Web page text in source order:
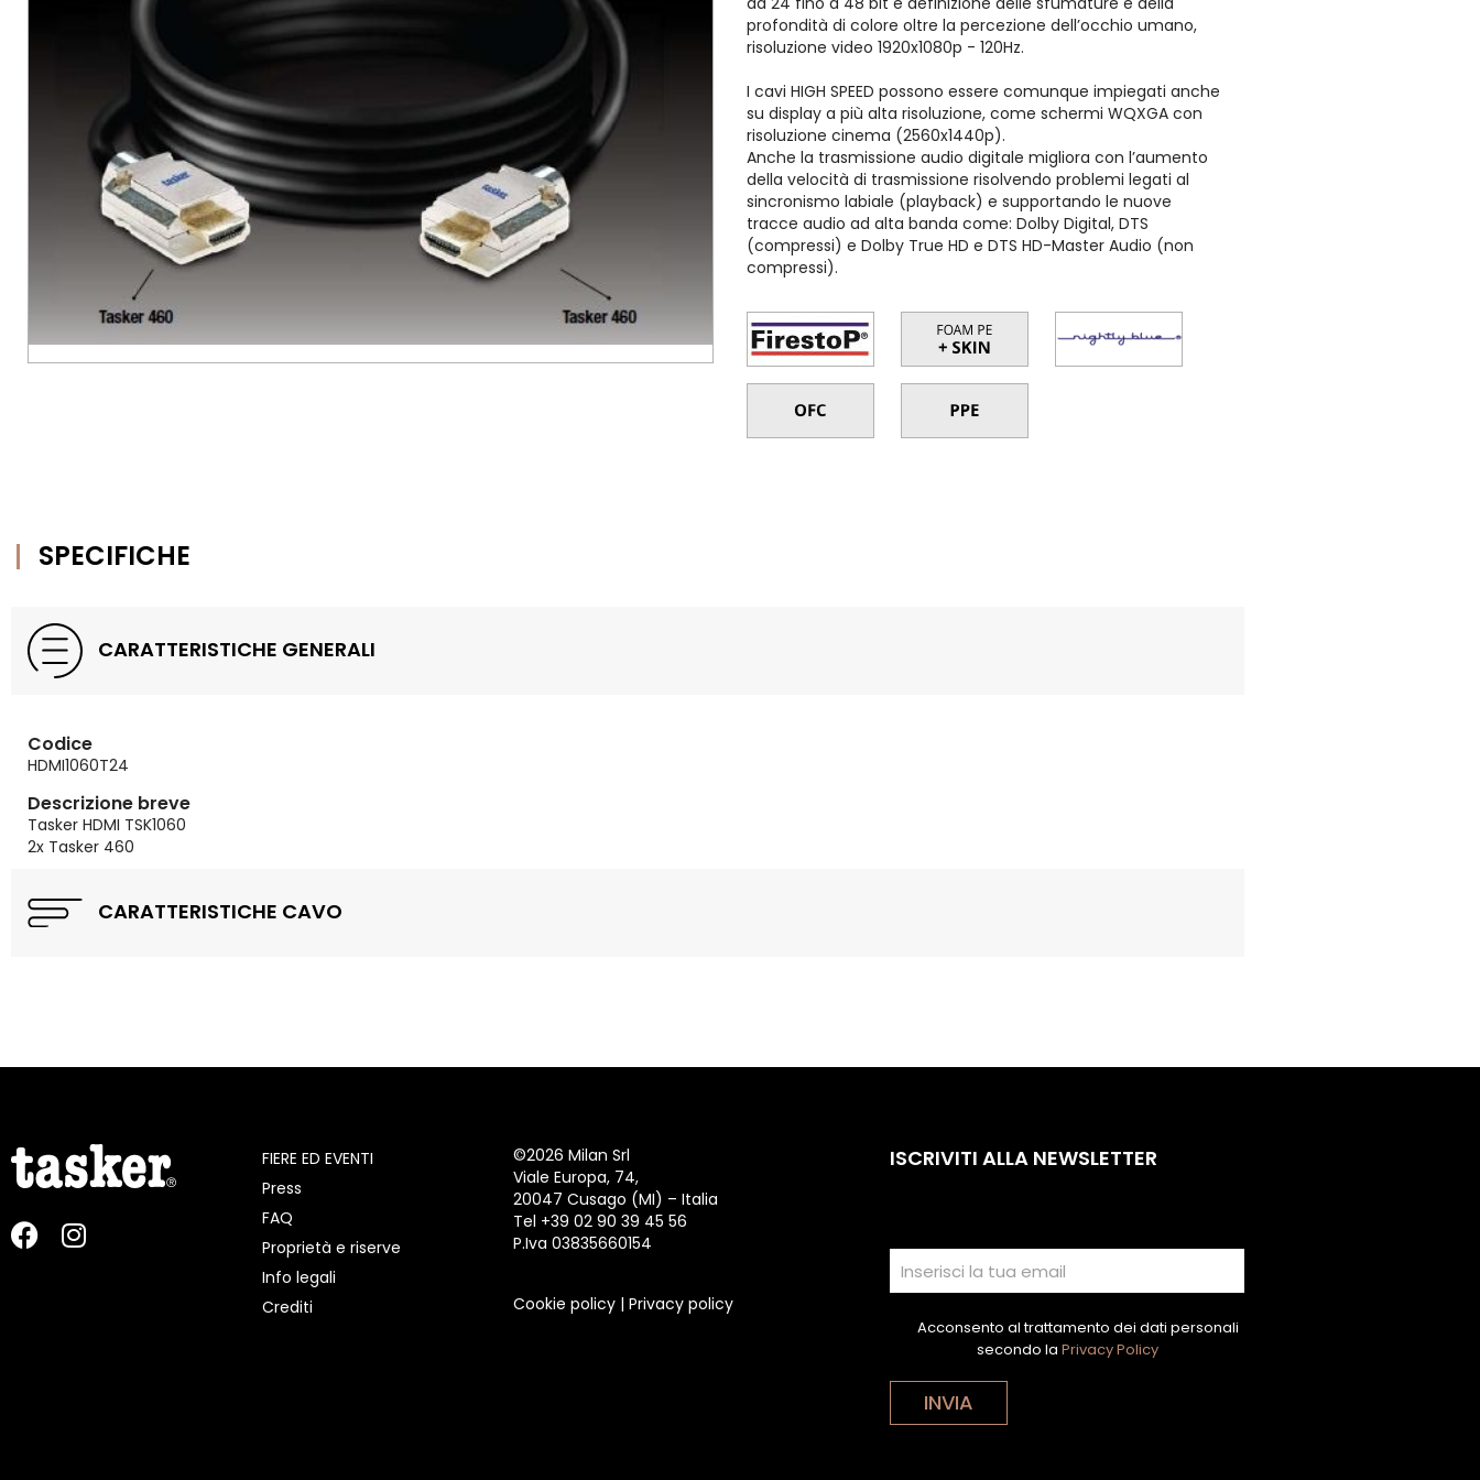
profondità di colore oltre la percezione dell’occhio umano,
risoluzione video 1920x1080p - 120Hz.
I cavi HIGH SPEED possono essere comunque impiegati anche
su display a più alta risoluzione, come schermi WQXGA con
risoluzione cinema (2560x1440p).
Anche la trasmissione audio digitale migliora con l’aumento
della velocità di trasmissione risolvendo problemi legati al
sincronismo labiale (playback) e supportando le nuove
tracce audio ad alta banda come: Dolby Digital, DTS
(compressi) e Dolby True HD e DTS HD-Master Audio (non
compressi).
SPECIFICHE
CARATTERISTICHE GENERALI
Codice
HDMI1060T24
Descrizione breve
Tasker HDMI TSK1060
2x Tasker 460
CARATTERISTICHE CAVO
FIERE ED EVENTI
Press
FAQ
Proprietà e riserve
Info legali
Crediti
©2026 Milan Srl
Viale Europa, 74,
20047 Cusago (MI) – Italia
Tel +39 02 90 39 45 56
P.Iva 03835660154
Cookie policy | Privacy policy
ISCRIVITI ALLA NEWSLETTER
Acconsento al trattamento dei dati personali
secondo la Privacy Policy
INVIA